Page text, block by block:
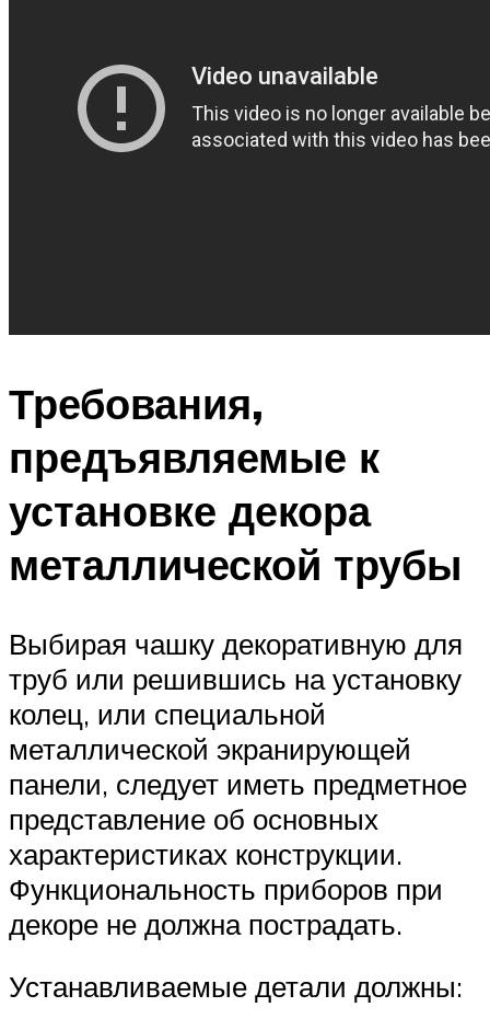
Требования,
предъявляемые к
установке декора
металлической трубы
Выбирая чашку декоративную для
труб или решившись на установку
колец, или специальной
металлической экранирующей
панели, следует иметь предметное
представление об основных
характеристиках конструкции.
Функциональность приборов при
декоре не должна пострадать.
Устанавливаемые детали должны: